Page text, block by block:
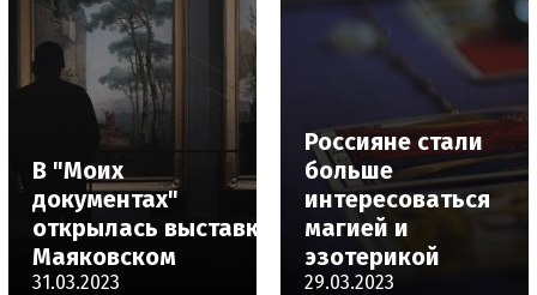
В "Моих
документах"
открылась выставка о
Маяковском
31.03.2023
Россияне стали
больше
интересоваться
магией и
эзотерикой
29.03.2023